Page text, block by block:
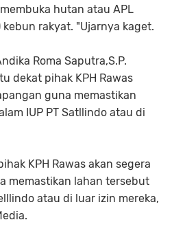
hutan atau APL
rakyat. "Ujarnya kaget.
Roma Saputra,S.P.
dekat pihak KPH Rawas
guna memastikan
IUP PT Satllindo atau di
KPH Rawas akan segera
memastikan lahan tersebut
atau di luar izin mereka,